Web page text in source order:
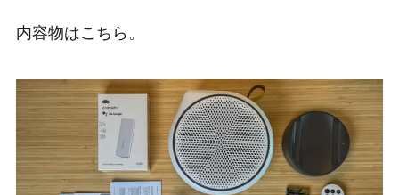
内容物はこちら。